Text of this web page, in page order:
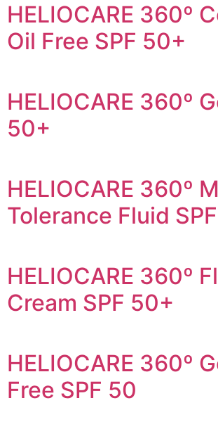
HELIOCARE 360º
Oil Free SPF 50+
HELIOCARE 360º
50+
HELIOCARE 360º
Tolerance Fluid
HELIOCARE 360º
Cream SPF 50+
HELIOCARE 360º
Free SPF 50